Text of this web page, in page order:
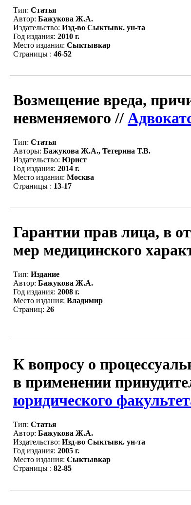
Тип: Статья
Автор: Бажукова Ж.А.
Издательство: Изд-во Сыктывк. ун-та
Год издания: 2010 г.
Место издания: Сыктывкар
Страницы : 46-52
Возмещение вреда,
невменяемого //
Тип: Статья
Авторы: Бажукова Ж.А., Тетерина Т.В.
Издательство: Юрист
Год издания: 2014 г.
Место издания: Москва
Страницы : 13-17
Гарантии прав лица, в
мер медицинского
Тип: Издание
Автор: Бажукова Ж.А.
Год издания: 2008 г.
Место издания: Владимир
Страниц: 26
К вопросу о
в применении
юридического
Тип: Статья
Автор: Бажукова Ж.А.
Издательство: Изд-во Сыктывк. ун-та
Год издания: 2005 г.
Место издания: Сыктывкар
Страницы : 82-85